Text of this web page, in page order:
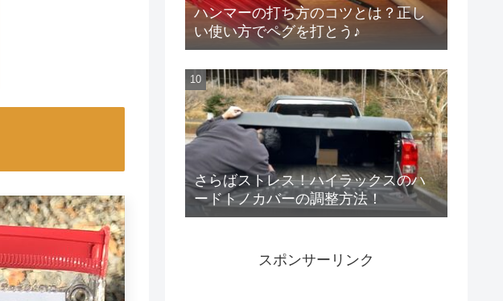
ハンマーの打ち方のコツとは？正し
い使い方でペグを打とう♪
さらばストレス！ハイラックスのハ
ードトノカバーの調整方法！
スポンサーリンク